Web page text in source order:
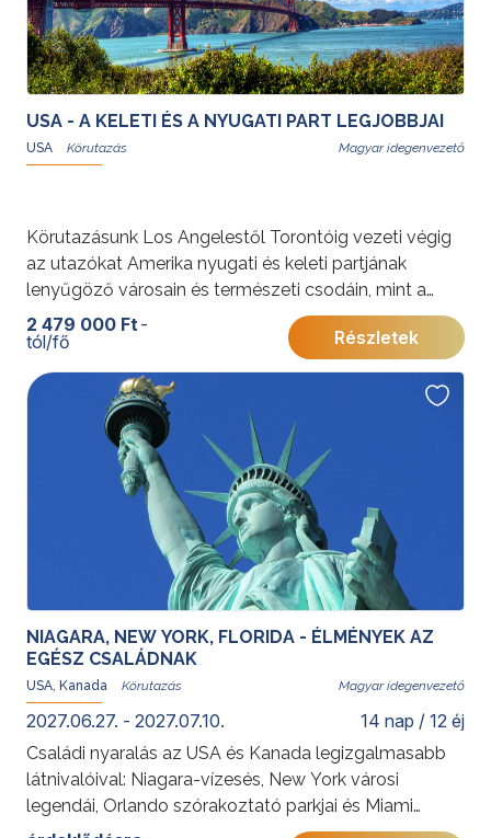
USA - A KELETI ÉS A NYUGATI PART LEGJOBBJAI
USA Magyar idegenvezető
Körutazásunk Los Angelestől Torontóig vezeti végig
az utazókat Amerika nyugati és keleti partjának
lenyűgöző városain és természeti csodáin, mint a
Grand Canyon, Yosemite Nemzeti Park és Niagara-
vízesés. A program a nagyvárosi élet pezsgését és a
természet páratlan szépségét ötvözi.
További érdekességekért az Amerikai Egyesült
Államokról kattintson
Programunkat
Gyémánt Balázs
idegenvezető, utazó blogger és hivatásos világutazó
teszi teljessé, aki helyismeretével és tapasztalatával
az utazás különleges élményét és hangulatát
biztosítja.
2 479 000 Ft-
tól/fő
Részletek
NIAGARA, NEW YORK, FLORIDA - ÉLMÉNYEK AZ
EGÉSZ CSALÁDNAK
USA, Kanada Magyar idegenvezető
2027.06.27. - 2027.07.10. 14 nap / 12 éj
Családi nyaralás az USA és Kanada legizgalmasabb
látnivalóival: Niagara-vízesés, New York városi
legendái, Orlando szórakoztató parkjai és Miami
napfényes strandjai felejthetetlen élményt nyújtanak